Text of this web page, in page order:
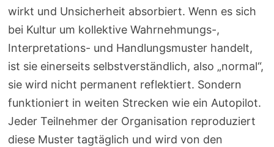
wirkt und Unsicherheit absorbiert. Wenn es sich
bei Kultur um kollektive Wahrnehmungs-,
Interpretations- und Handlungsmuster handelt,
ist sie einerseits selbstverständlich, also „normal“,
sie wird nicht permanent reflektiert. Sondern
funktioniert in weiten Strecken wie ein Autopilot.
Jeder Teilnehmer der Organisation reproduziert
diese Muster tagtäglich und wird von den